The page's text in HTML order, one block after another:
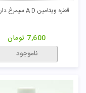
قطره ویتامین A D سیمرغ دارو عطار
7,600 تومان
ناموجود